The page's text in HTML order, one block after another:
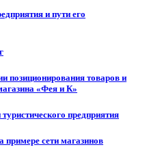
и пути его
позиционирования товаров и
«Фея и К»
предприятия
примере сети магазинов